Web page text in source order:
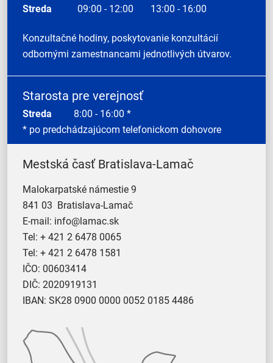
Streda
09:00 - 12:00 13:00 - 16:00
Konzultačné hodiny, poskytovanie konzultácií
odbornými zamestnancami jednotlivých útvarov.
Starosta pre verejnosť
Streda 8:00 - 16:00 *
* po predchádzajúcom telefonickom dohovore
Mestská časť Bratislava-Lamač
Malokarpatské námestie 9
841 03 Bratislava-Lamač
E-mail: info@lamac.sk
Tel: + 421 2 6478 0065
Tel: + 421 2 6478 1581
IČO: 00603414
DIČ: 2020919131
IBAN: SK28 0900 0000 0052 0185 4486